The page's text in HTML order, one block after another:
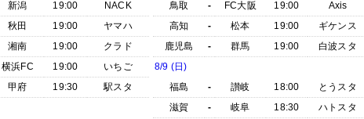
新潟 19:00
NACK
秋田 19:00
ヤマハ
湘南 19:00
クラド
横浜FC 19:00
いちご
甲府 19:30
駅スタ
鳥取
- FC大阪 19:00
Axis
高知
- 松本 19:00
ギケンス
鹿児島
- 群馬 19:00
白波スタ
8/9 (日)
福島
- 讃岐 18:00
とうスタ
滋賀
- 岐阜 18:30
ハトスタ